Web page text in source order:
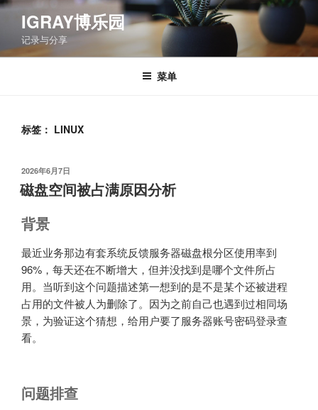
跳
容
IGRAY博乐园
记录与分享
菜单
标签： LINUX
发
布
于
2026年6月7日
磁盘空间被占满原因分析
背景
最近业务那边有套系统反馈服务器磁盘根分区使用率到
96%，每天还在不断增大，但并没找到是哪个文件所占
用。当听到这个问题描述第一想到的是不是某个还被进程
占用的文件被人为删除了。因为之前自己也遇到过相同场
景，为验证这个猜想，给用户要了服务器账号密码登录查
看。
问题排查